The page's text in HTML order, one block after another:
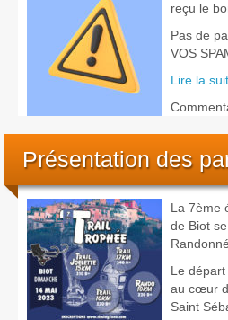
places…
reçu le
Pas de
VOS
Lire la
Présentation des
La 7ème
de Biot
Le
au cœur
Saint